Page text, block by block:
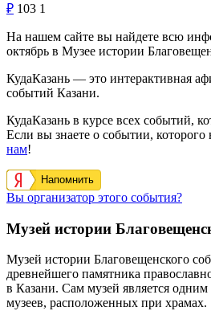
₽ 103 1
На нашем сайте вы найдете всю
октябрь в Музее истории
КудаКазань — это интерактивная
событий Казани.
КудаКазань в курсе всех событий,
Если вы знаете о событии, которого
нам!
Напомнить
Вы организатор этого события?
Музей истории
Музей истории Благовещенского
древнейшего памятника
в Казани. Сам музей является
музеев, расположенных при храмах.